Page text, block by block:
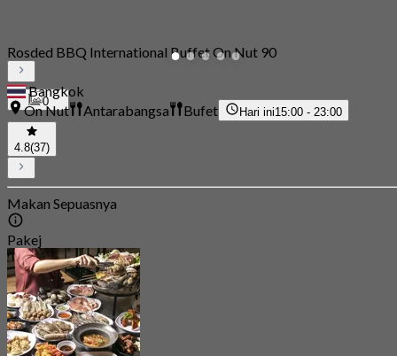
0
Rosded BBQ International Buffet On Nut 90
Bangkok
On Nut
Antarabangsa Bufet Hari ini15:00 - 23:00
4.8(37)
Makan Sepuasnya
Pakej